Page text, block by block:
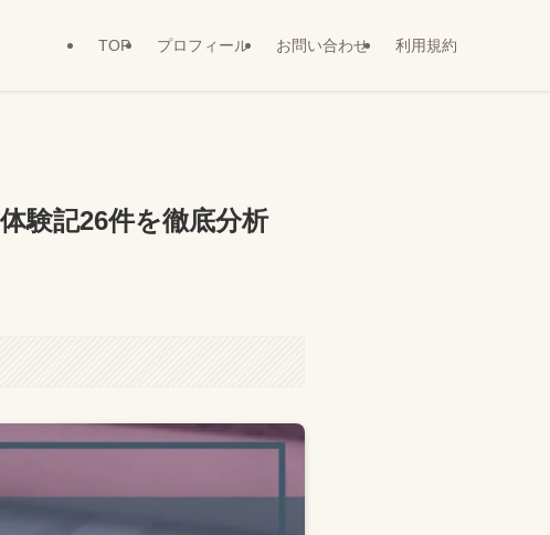
TOP プロフィール お問い合わせ 利用規約
験記26件を徹底分析